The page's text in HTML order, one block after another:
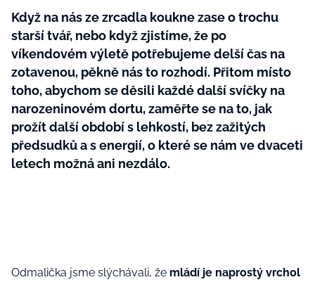
Když na nás ze zrcadla koukne zase o trochu
starší tvář, nebo když zjistíme, že po
víkendovém výletě potřebujeme delší čas na
zotavenou, pěkně nás to rozhodí. Přitom místo
toho, abychom se děsili každé další svíčky na
narozeninovém dortu, zaměřte se na to, jak
prožít další období s lehkostí, bez zažitých
předsudků a s energií, o které se nám ve dvaceti
letech možná ani nezdálo.
Odmalička jsme slýchávali, že mládí je naprostý vrchol